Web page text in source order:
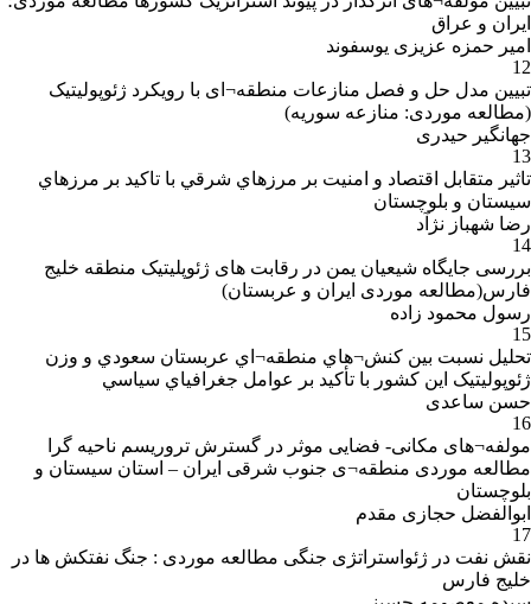
ایران و عراق
امیر حمزه عزیزی یوسفوند
12
تبیین مدل حل و فصل منازعات منطقه¬ای با رویکرد ژئوپولیتیک
(مطالعه موردی: منازعه سوریه)
جهانگیر حیدری
13
تاثير متقابل اقتصاد و امنيت بر مرزهاي شرقي با تاکيد بر مرزهاي
سيستان و بلوچستان
رضا شهباز نژآد
14
بررسی جایگاه شیعیان یمن در رقابت های ژئوپلیتیک منطقه خلیج
فارس(مطالعه موردی ایران و عربستان)
رسول محمود زاده
15
تحليل نسبت بين کنش¬هاي منطقه¬اي عربستان سعودي و وزن
ژئوپوليتيک اين کشور با تأکيد بر عوامل جغرافياي سياسي
حسن ساعدی
16
مولفه¬های مکانی- فضایی موثر در گسترش تروریسم ناحیه گرا
مطالعه موردی منطقه¬ی جنوب شرقی ایران – استان سیستان و
بلوچستان
ابوالفضل حجازی مقدم
17
نقش نفت در ژئواستراتژی جنگی مطالعه موردی : جنگ نفتکش ها در
خلیج فارس